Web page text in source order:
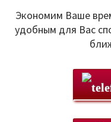
Экономим Ваше
удобным для Вас